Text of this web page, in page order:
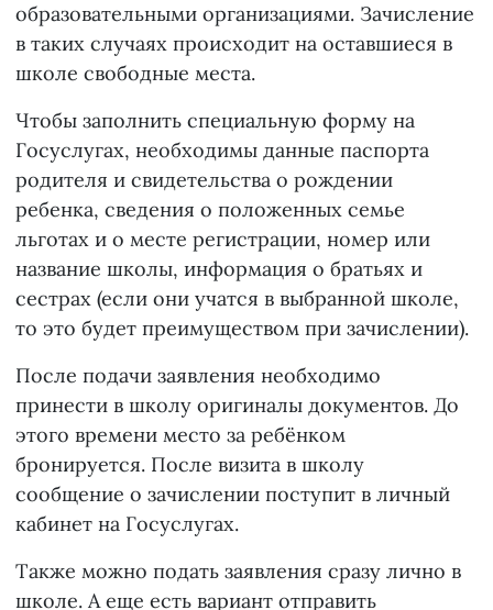
образовательными организациями. Зачисление
в таких случаях происходит на оставшиеся в
школе свободные места.
Чтобы заполнить специальную форму на
Госуслугах, необходимы данные паспорта
родителя и свидетельства о рождении
ребенка, сведения о положенных семье
льготах и о месте регистрации, номер или
название школы, информация о братьях и
сестрах (если они учатся в выбранной школе,
то это будет преимуществом при зачислении).
После подачи заявления необходимо
принести в школу оригиналы документов. До
этого времени место за ребёнком
бронируется. После визита в школу
сообщение о зачислении поступит в личный
кабинет на Госуслугах.
Также можно подать заявления сразу лично в
школе. А еще есть вариант отправить